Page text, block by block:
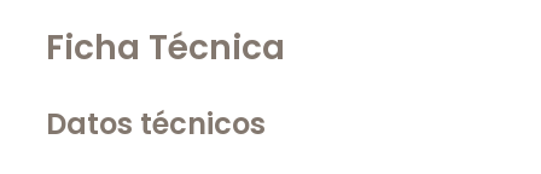
Ficha Técnica
Datos técnicos